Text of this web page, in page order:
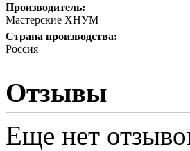
Производитель:
Мастерские ХНУМ
Страна производства:
Россия
Отзывы
Еще нет